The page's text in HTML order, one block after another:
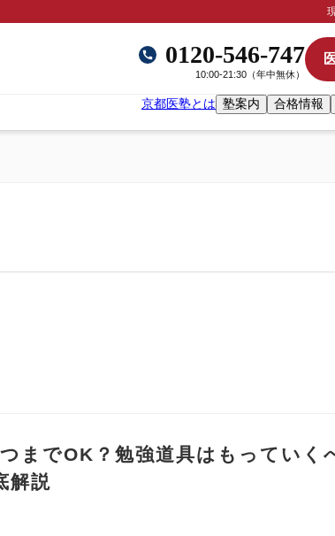
京都医塾とは 塾案内 合格情報
0120-546-747
10:00-21:30（年中無休）
までOK？勉強道具はもっていく
解説